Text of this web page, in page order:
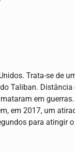
Trata-se de
Taliban. Distância
em guerras.
em 2017, um
para atingir